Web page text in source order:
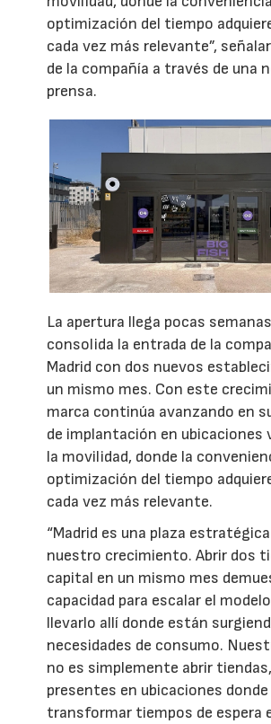
optimización del tiempo
cada vez más relevante”,
de la compañía a través de una
prensa.
La apertura llega pocas
consolida la entrada de la
Madrid con dos nuevos
un mismo mes. Con este
marca continúa avanzando en
de implantación en ubicaciones
la movilidad, donde la
optimización del tiempo
cada vez más relevante.
“Madrid es una plaza
nuestro crecimiento. Abrir dos
capital en un mismo mes
capacidad para escalar el
llevarlo allí donde están
necesidades de consumo.
no es simplemente abrir
presentes en ubicaciones
transformar tiempos de espera